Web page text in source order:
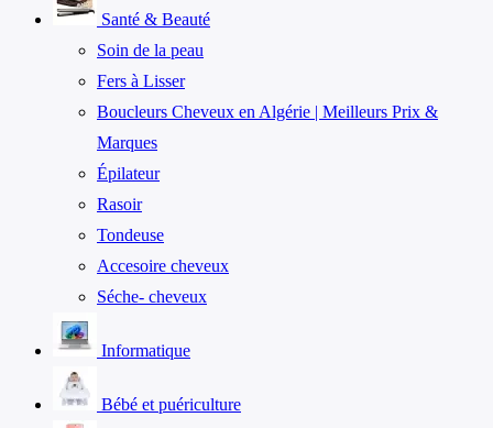
Santé & Beauté
Soin de la peau
Fers à Lisser
Boucleurs Cheveux en Algérie | Meilleurs Prix &
Marques
Épilateur
Rasoir
Tondeuse
Accesoire cheveux
Séche- cheveux
Informatique
Bébé et puériculture